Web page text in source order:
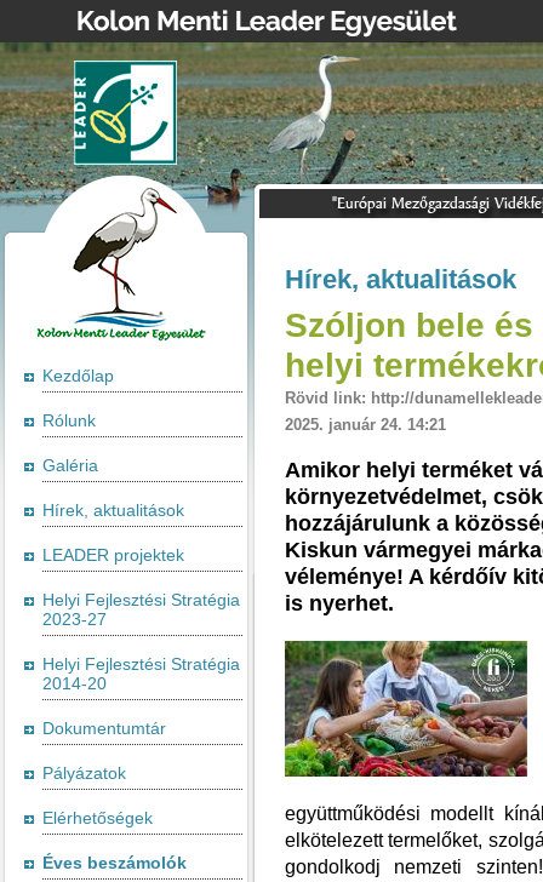
Kezdőlap
Rólunk
Galéria
Hírek, aktualitások
LEADER projektek
Helyi Fejlesztési Stratégia
2023-27
Helyi Fejlesztési Stratégia
2014-20
Dokumentumtár
Pályázatok
Elérhetőségek
Éves beszámolók
Hírek, aktualitások
Szóljon bele
helyi
Rövid link: http://
2025. január 24. 14:21
Amikor helyi terméket
környezetvédelmet,
hozzájárulunk a
Kiskun vármegyei
véleménye! A kérdőív
is nyerhet.
együttműködési modellt
elkötelezett termelőket,
gondolkodj nemzeti